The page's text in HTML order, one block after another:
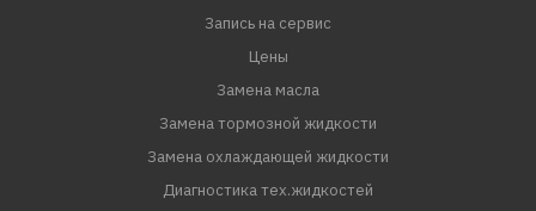
Запись на сервис
Цены
Замена масла
Замена тормозной жидкости
Замена охлаждающей жидкости
Диагностика тех.жидкостей